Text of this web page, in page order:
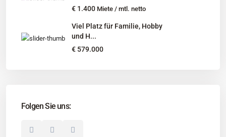
€ 1.400 Miete / mtl. netto
Viel Platz für Familie, Hobby
und H...
€ 579.000
Folgen Sie uns:
Immobilienangebote
© 2025 Borkenhagen Immobilien. Alle Rechte vorbehalten.